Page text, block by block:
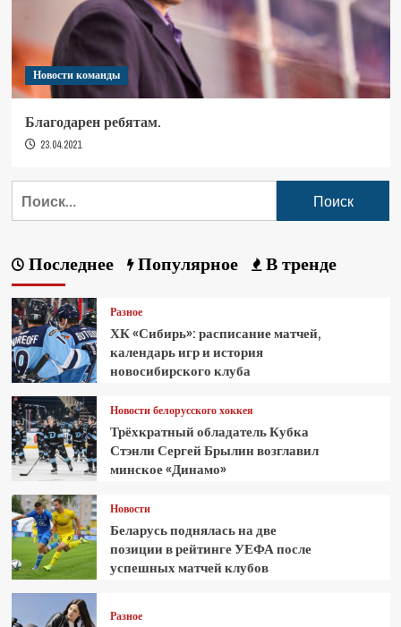
Новости команды
Благодарен ребятам.
23.04.2021
Последнее Популярное В тренде
Разное
ХК «Сибирь»: расписание матчей,
календарь игр и история
новосибирского клуба
Новости белорусского хоккея
Трёхкратный обладатель Кубка
Стэнли Сергей Брылин возглавил
минское «Динамо»
Новости
Беларусь поднялась на две
позиции в рейтинге УЕФА после
успешных матчей клубов
Разное